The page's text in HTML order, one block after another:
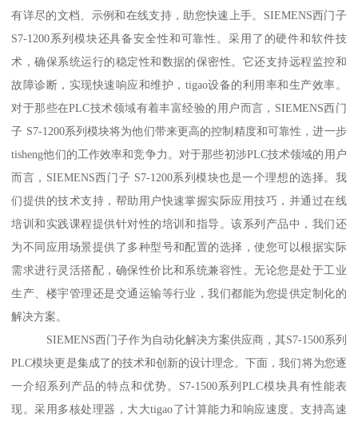
有详尽的文档、示例和在线支持，助您快速上手。SIEMENS西门子
S7-1200系列模块还具备安全性和可靠性。采用了的硬件和软件技
术，确保系统运行的稳定性和数据的保密性。它还支持远程监控和
故障诊断，实现快速响应和维护，tigao设备的利用率和生产效率。
对于那些在PLC技术领域有着丰富经验的用户而言，SIEMENS西门
子 S7-1200系列模块将为他们带来更高的控制精度和可靠性，进一步
tisheng他们的工作效率和竞争力。对于那些初涉PLC技术领域的用户
而言，SIEMENS西门子 S7-1200系列模块也是一个理想的选择。我
们提供的技术支持，帮助用户快速掌握实际应用技巧，并通过在线
培训和实践课程提供针对性的培训和指导。该系列产品中，我们还
为不同应用场景提供了多种型号和配置的选择，使您可以根据实际
需求进行灵活搭配，确保性价比和系统兼容性。无论您是处于工业
生产、楼宇管理还是交通运输等行业，我们都能为您提供定制化的
解决方案。
SIEMENS西门子作为自动化解决方案供应商，其S7-1500系列
PLC模块更是集成了的技术和创新的设计理念。下面，我们将为您逐
一介绍系列产品的特点和优势。S7-1500系列PLC模块具有性能表
现。采用多核处理器，大大tigao了计算能力和响应速度。支持高速